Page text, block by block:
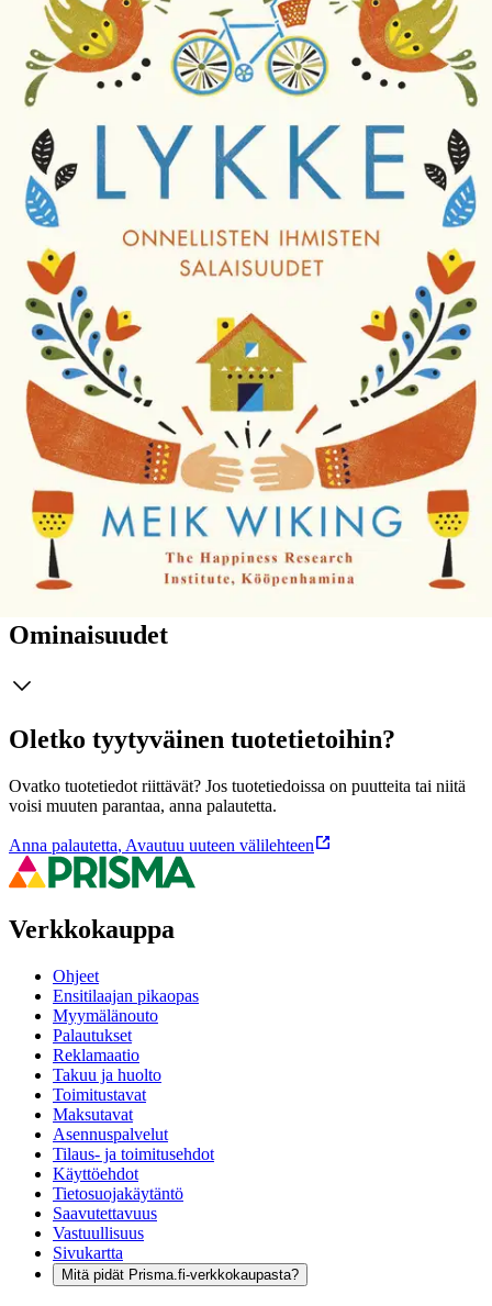
Ei saatavilla
Tuotekuvaus
Lykke on onnellisuutta ja onnea tarkoittava tanskankielinen sana,
joka ei konseptina kuitenkaan ole vain tanskalaisten omaisuutta.
Siinä ei myöskään ole kyse pelkästä leivonnaisten syömisestä,
kynttilöiden sytyttämisestä ja hyggen harjoittamisesta. Onnellisuus
on kaikkien saavutettavissa riippumatta siitä, missä on ja mitä
keinoja käytettävissä on.
Kööpenhaminan Happiness Research Institutesta ja matkaa
maailman ympäri etsiessään kaikkein onnellisimpien ihmisten
salaisuuksia Dubaista Rio de Janeiroon. Samalla Meik kerää heiltä
vihjeitä ja ainutlaatuisia lähestymistapoja siihen, mikä tekee heistä
niin tyytyväisiä elämäänsä. Tutkiessaan sitä, miksi lasten vanhemmat
ovat onnettomampia kuin lapsettomat, sitä, kuinka paljon rahaa
tarvitaan onnellisuuden ostamiseen, ja sitä, miksi haaveilu Rachel
Weiszin suutelemisesta on parempaa kuin aito asia, Meik kokoaa
nokkelaan tyyliinsä onnellisuuden globaalin tiekartan. Lykke -
Onnellisten ihmisten salaisuudet yhdistää tutkimustuloksia ja
persoonallisia anekdootteja antaen meille uuden ja universaalin
lähestymistavan saavuttaa onnellisuus keskellä arkea.
Näytä lisää tuotekuvausta
Ominaisuudet
Oletko tyytyväinen tuotetietoihin?
Ovatko tuotetiedot riittävät? Jos tuotetiedoissa on puutteita tai niitä
voisi muuten parantaa, anna palautetta.
Anna palautetta, Avautuu uuteen välilehteen
Verkkokauppa
Ohjeet
Ensitilaajan pikaopas
Myymälänouto
Palautukset
Reklamaatio
Takuu ja huolto
Toimitustavat
Maksutavat
Asennuspalvelut
Tilaus- ja toimitusehdot
Käyttöehdot
Tietosuojakäytäntö
Saavutettavuus
Vastuullisuus
Sivukartta
Mitä pidät Prisma.fi-verkkokaupasta?